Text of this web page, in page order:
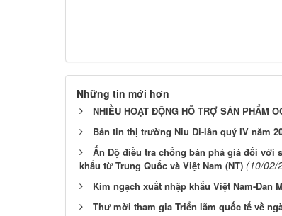
Những tin mới hơn
NHIỀU HOẠT ĐỘNG HỖ TRỢ SẢN PHẨM
Bản tin thị trường Niu Di-lân quý IV năm
Ấn Độ điều tra chống bán phá giá đối với
khẩu từ Trung Quốc và Việt Nam (NT) (10/02/
Kim ngạch xuất nhập khẩu Việt Nam-Đan
Thư mời tham gia Triển lãm quốc tế về